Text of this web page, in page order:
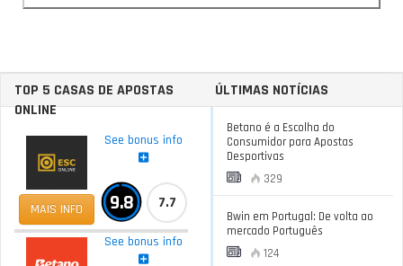
TOP 5 CASAS DE APOSTAS
ONLINE
MAIS INFO
See bonus info
9.8 7.7
See bonus info
ÚLTIMAS NOTÍCIAS
Betano é a Escolha do
Consumidor para Apostas
Desportivas
329
Bwin em Portugal: De volta ao
mercado Português
124